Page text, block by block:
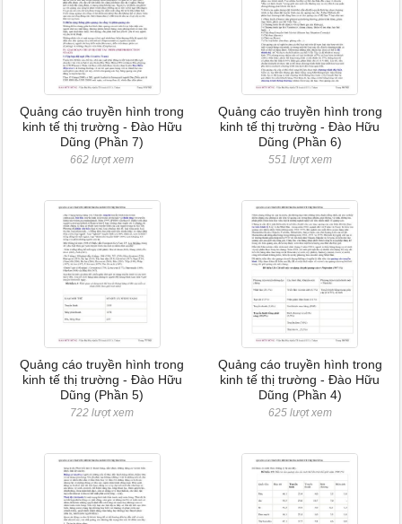
Quảng cáo truyền hình trong
kinh tế thị trường - Đào Hữu
Dũng (Phần 7)
662 lượt xem
Quảng cáo truyền hình trong
kinh tế thị trường - Đào Hữu
Dũng (Phần 6)
551 lượt xem
Quảng cáo truyền hình trong
kinh tế thị trường - Đào Hữu
Dũng (Phần 5)
722 lượt xem
Quảng cáo truyền hình trong
kinh tế thị trường - Đào Hữu
Dũng (Phần 4)
625 lượt xem